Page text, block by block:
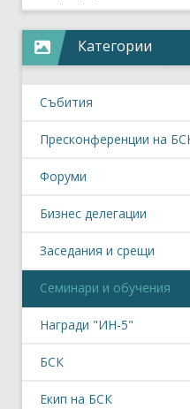
Категории
Събития
Пресконференции на
Форуми
Бизнес делегации
Заседания и срещи
Семинари и обучения
Награди "ИН-5"
БСК
Екип на БСК